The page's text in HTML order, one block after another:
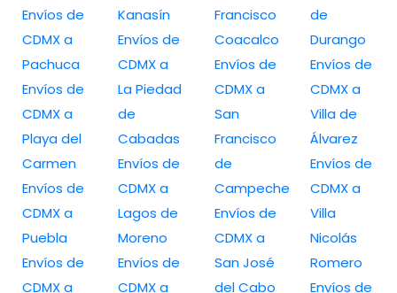
Envíos de
CDMX a
Pachuca
Envíos de
CDMX a
Playa del
Carmen
Envíos de
CDMX a
Puebla
Envíos de
CDMX a
Kanasín
Envíos de
CDMX a
La Piedad
de
Cabadas
Envíos de
CDMX a
Lagos de
Moreno
Envíos de
CDMX a
Francisco
Coacalco
Envíos de
CDMX a
San
Francisco
de
Campeche
Envíos de
CDMX a
San José
del Cabo
de
Durango
Envíos de
CDMX a
Villa de
Álvarez
Envíos de
CDMX a
Villa
Nicolás
Romero
Envíos de